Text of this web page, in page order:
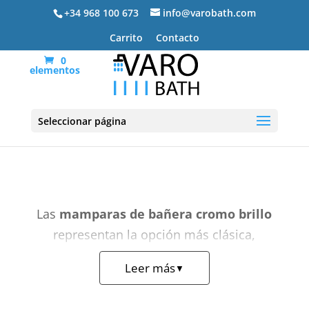
+34 968 100 673
info@varobath.com
Carrito
Contacto
0
elementos
Seleccionar página
Mamparas de bañera cromo brillo
Las mamparas de bañera cromo brillo
representan la opción más clásica,
versátil y atemporal del mercado. Por este
motivo, su perfilería metalizada encaja
Leer más▼